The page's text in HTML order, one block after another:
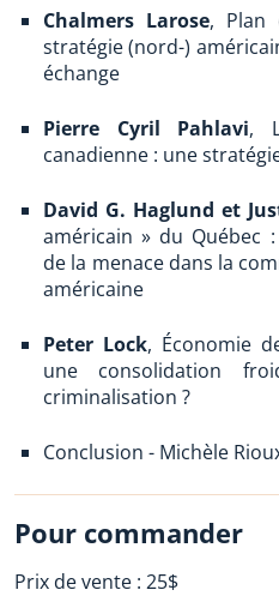
Chalmers Larose, Plan
stratégie (nord-)
échange
Pierre Cyril Pahlavi,
canadienne : une
David G. Haglund et
américain » du Québec
de la menace dans la
américaine
Peter Lock, Économie
une consolidation
criminalisation ?
Conclusion - Michèle
Pour commander
Prix de vente : 25$